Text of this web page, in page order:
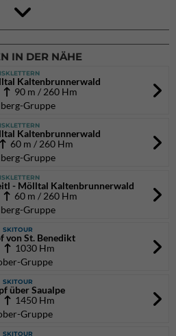
Master Arco
Arco (IT)
bis 04.10.2026
IN DER NÄHE
Kaltenbrunnerwald
90 m / 260 Hm
Gruppe
Kaltenbrunnerwald
60 m / 260 Hm
Gruppe
- Mölltal Kaltenbrunnerwald
60 m / 260 Hm
Gruppe
SKITOUR
von St. Benedikt
1030 Hm
Gruppe
SKITOUR
über Saualpe
1450 Hm
Gruppe
SKITOUR